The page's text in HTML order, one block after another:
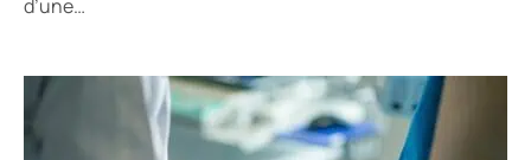
d’une…